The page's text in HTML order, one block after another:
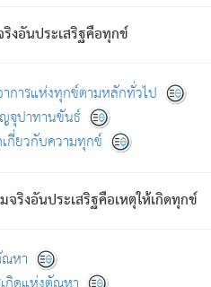
งอันประเสริฐคือทุกข์
การแห่งทุกข์ตามหลักทั่วไป
จุปาทานขันธ์
กี่ยวกับความทุกข์
งอันประเสริฐคือเหตุให้เกิดทุกข์
หา
งปวงได้แล้ว เป็นผู้คงที่ (คือไม่เปลี่
ตรัสรู้แล้วได้ 7 วัน)
กับตัวเล่มหนังสือต้นฉบับ ที่มีการพิมพ์ค